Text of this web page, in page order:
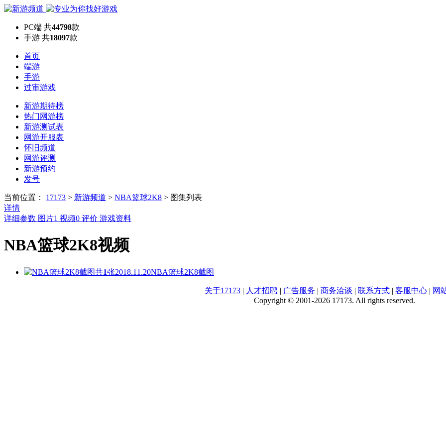
PC端 共44798款
手游 共18097款
首页
端游
手游
过审游戏
新游期待榜
热门网游榜
新游测试表
网游开服表
怀旧频道
网游评测
新游预约
发号
当前位置： 17173 > 新游频道 > NBA篮球2K8 > 图集列表
详情
详细参数 图片1 视频0 评价 游戏资料
NBA篮球2K8视频
共1张2018.11.20NBA篮球2K8截图
关于17173 | 人才招聘 | 广告服务 | 商务洽谈 | 联系方式 | 客服中心 | 网
Copyright © 2001-2026 17173. All rights reserved.